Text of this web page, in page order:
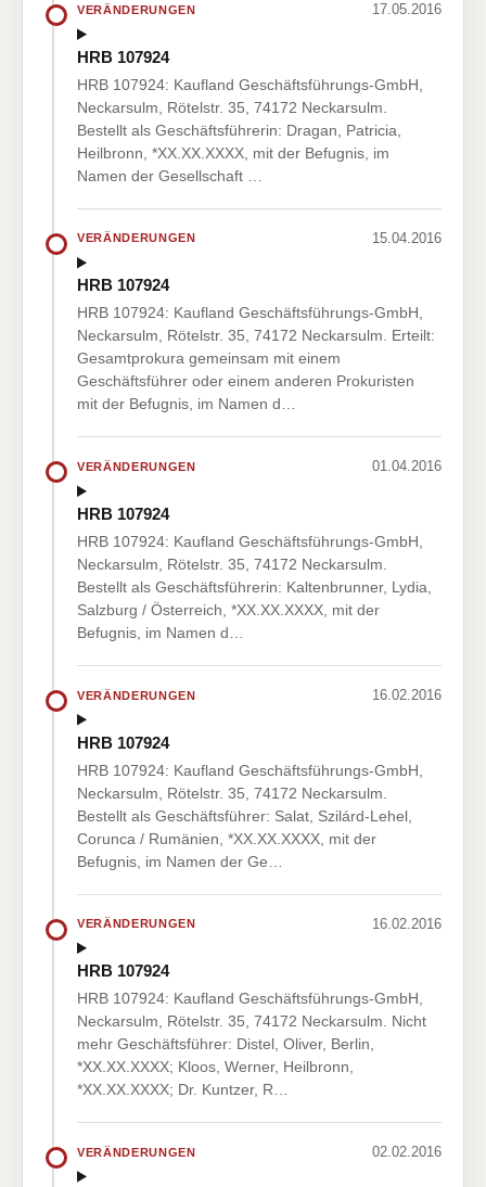
VERÄNDERUNGEN 17.05.2016
HRB 107924
HRB 107924: Kaufland Geschäftsführungs-GmbH,
Neckarsulm, Rötelstr. 35, 74172 Neckarsulm.
Bestellt als Geschäftsführerin: Dragan, Patricia,
Heilbronn, *XX.XX.XXXX, mit der Befugnis, im
Namen der Gesellschaft …
VERÄNDERUNGEN 15.04.2016
HRB 107924
HRB 107924: Kaufland Geschäftsführungs-GmbH,
Neckarsulm, Rötelstr. 35, 74172 Neckarsulm. Erteilt:
Gesamtprokura gemeinsam mit einem
Geschäftsführer oder einem anderen Prokuristen
mit der Befugnis, im Namen d…
VERÄNDERUNGEN 01.04.2016
HRB 107924
HRB 107924: Kaufland Geschäftsführungs-GmbH,
Neckarsulm, Rötelstr. 35, 74172 Neckarsulm.
Bestellt als Geschäftsführerin: Kaltenbrunner, Lydia,
Salzburg / Österreich, *XX.XX.XXXX, mit der
Befugnis, im Namen d…
VERÄNDERUNGEN 16.02.2016
HRB 107924
HRB 107924: Kaufland Geschäftsführungs-GmbH,
Neckarsulm, Rötelstr. 35, 74172 Neckarsulm.
Bestellt als Geschäftsführer: Salat, Szilárd-Lehel,
Corunca / Rumänien, *XX.XX.XXXX, mit der
Befugnis, im Namen der Ge…
VERÄNDERUNGEN 16.02.2016
HRB 107924
HRB 107924: Kaufland Geschäftsführungs-GmbH,
Neckarsulm, Rötelstr. 35, 74172 Neckarsulm. Nicht
mehr Geschäftsführer: Distel, Oliver, Berlin,
*XX.XX.XXXX; Kloos, Werner, Heilbronn,
*XX.XX.XXXX; Dr. Kuntzer, R…
VERÄNDERUNGEN 02.02.2016